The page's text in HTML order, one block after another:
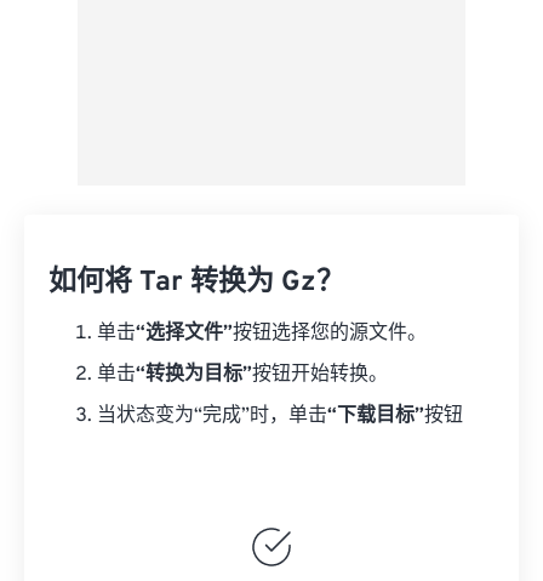
如何将 Tar 转换为 Gz？
单击“选择文件”按钮选择您的源文件。
单击“转换为目标”按钮开始转换。
当状态变为“完成”时，单击“下载目标”按钮